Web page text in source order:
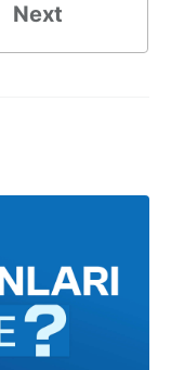
Next